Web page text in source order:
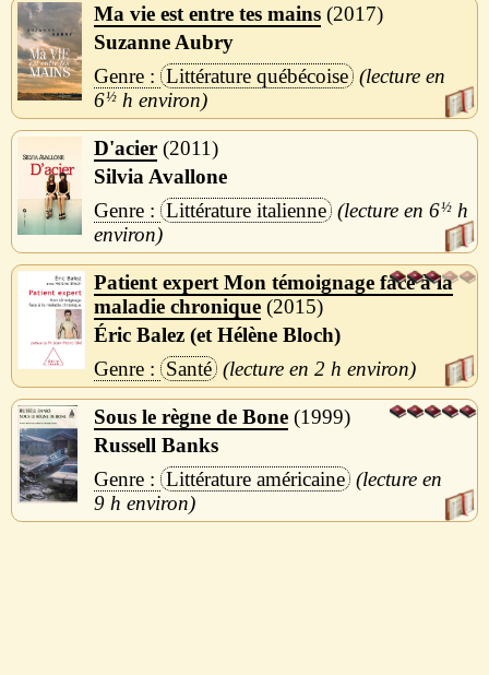
Ma vie est entre tes mains 2017
Suzanne Aubry
Littérature québécoise
6½ h
D'acier 2011
Silvia Avallone
Littérature italienne
6½ h
Patient expert Mon témoignage face à la
maladie chronique 2015
Éric Balez (et Hélène Bloch)
Santé
2 h
Sous le règne de Bone 1999
Russell Banks
Littérature américaine
9 h